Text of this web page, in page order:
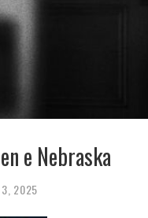
e Nebraska
3, 2025